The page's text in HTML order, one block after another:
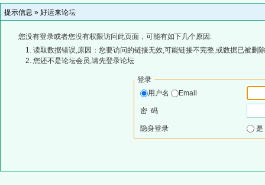
提示信息 » 好运来论坛
您没有登录或者您没有权限访问此页面，可能有如下几个原因:
读取数据错误,原因：您要访问的链接无效,可能链接不完整,或数据已被删
您还不是论坛会员,请先登录论坛
登录
用户名
Email
密 码
隐身登录